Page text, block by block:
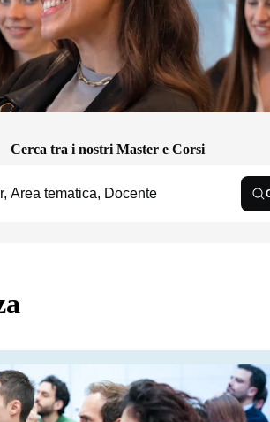
Cerca tra i nostri Master e Corsi